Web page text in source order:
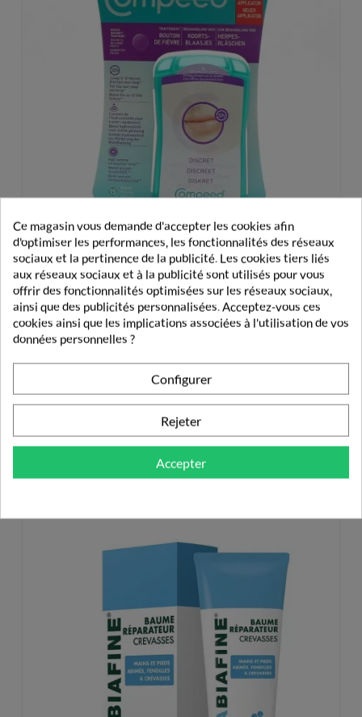
Compeed Bouton De Fièvre 15 Patchs
10,90 €
PRODUITS DE LA MÊME CATÉGORIE
SOIN DES PIEDS
Ce magasin vous demande d'accepter les cookies afin
d'optimiser les performances, les fonctionnalités des réseaux
sociaux et la pertinence de la publicité. Les cookies tiers liés
aux réseaux sociaux et à la publicité sont utilisés pour vous
offrir des fonctionnalités optimisées sur les réseaux sociaux,
ainsi que des publicités personnalisées. Acceptez-vous ces
cookies ainsi que les implications associées à l'utilisation de vos
données personnelles ?
Configurer
Rejeter
Accepter